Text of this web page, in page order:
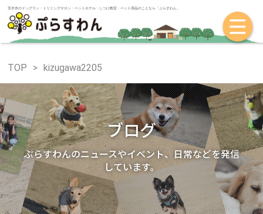
茨木市のドッグラン・トリミングサロン・ペットホテル・しつけ教室・ペッ
TOP kizugawa2205
ブログ
ぷらすわんのニュースやイベント、日常などを発信
しています。